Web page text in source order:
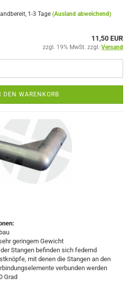
1-3 Tage (Ausland abweichend)
11,50 EUR
zzgl. 19% MwSt. zzgl. Versand
DEN WARENKORB
geringem Gewicht
Stangen befinden sich federnd
mit denen die Stangen an den
verbunden werden
Grad